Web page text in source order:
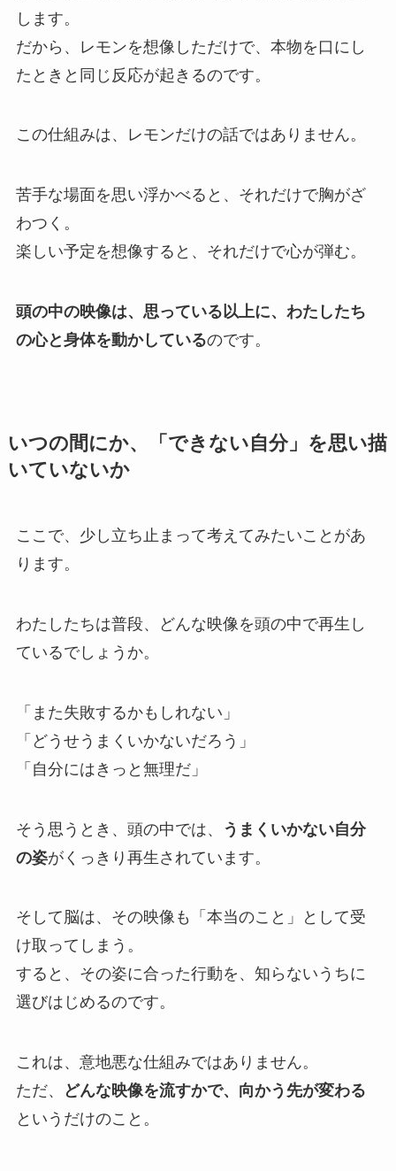
します。
だから、レモンを想像しただけで、本物を口にし
たときと同じ反応が起きるのです。
この仕組みは、レモンだけの話ではありません。
苦手な場面を思い浮かべると、それだけで胸がざ
わつく。
楽しい予定を想像すると、それだけで心が弾む。
頭の中の映像は、思っている以上に、わたしたち
の心と身体を動かしているのです。
いつの間にか、「できない自分」を思い描
いていないか
ここで、少し立ち止まって考えてみたいことがあ
ります。
わたしたちは普段、どんな映像を頭の中で再生し
ているでしょうか。
「また失敗するかもしれない」
「どうせうまくいかないだろう」
「自分にはきっと無理だ」
そう思うとき、頭の中では、
うまくいかない自分
の姿がくっきり再生されています。
そして脳は、その映像も「本当のこと」として受
け取ってしまう。
すると、その姿に合った行動を、知らないうちに
選びはじめるのです。
これは、意地悪な仕組みではありません。
ただ、
どんな映像を流すかで、向かう先が変わる
というだけのこと。